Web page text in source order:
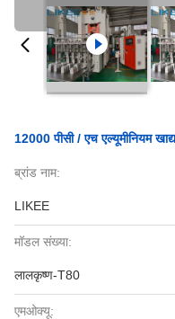
12000 पीसी / एच एल्यूमीनियम
ब्रांड नाम:
LIKEE
मॉडल संख्या:
लालकृष्ण-T80
एमओक्यू: